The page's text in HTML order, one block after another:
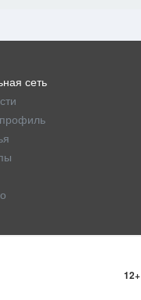
сеть
12+